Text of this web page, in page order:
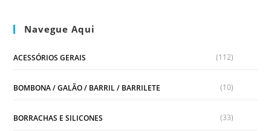
Navegue Aqui
ACESSÓRIOS GERAIS (112)
BOMBONA / GALÃO / BARRIL / BARRILETE (10)
BORRACHAS E SILICONES (33)